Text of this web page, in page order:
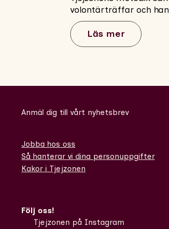
volontärträffar och
Läs mer
Anmäl dig till vårt nyhetsbrev
Jobba hos oss
Så hanterar vi dina personuppgifter
Kakor i Tjejzonen
Följ oss!
Tjejzonen på Instagram